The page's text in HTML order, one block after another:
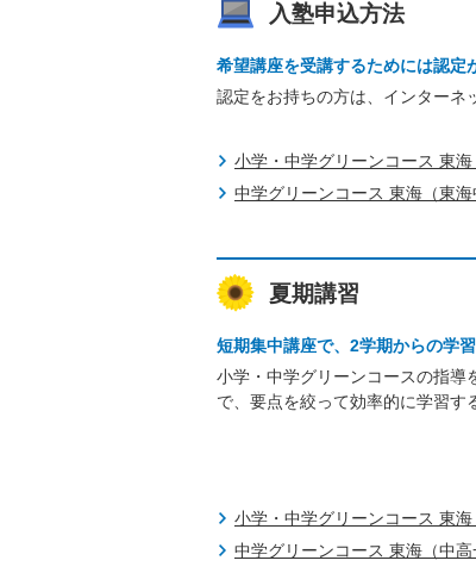
入塾申込方法
希望講座を受講するためには認定
認定をお持ちの方は、インターネ
小学・中学グリーンコース 東
中学グリーンコース 東海（東
夏期講習
短期集中講座で、2学期からの学
小学・中学グリーンコースの指導
で、要点を絞って効率的に学習す
小学・中学グリーンコース 東
中学グリーンコース 東海（中